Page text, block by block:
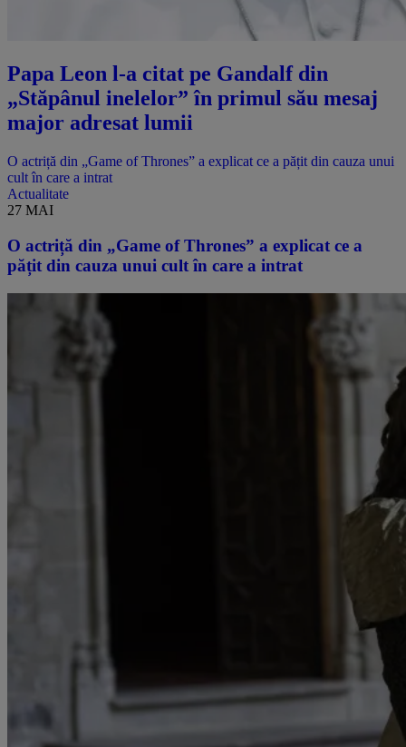
Papa Leon l-a citat pe Gandalf din
„Stăpânul inelelor” în primul său mesaj
major adresat lumii
O actriță din „Game of Thrones” a explicat ce a pățit din cauza unui
cult în care a intrat
Actualitate
27 MAI
O actriță din „Game of Thrones” a explicat ce a
pățit din cauza unui cult în care a intrat